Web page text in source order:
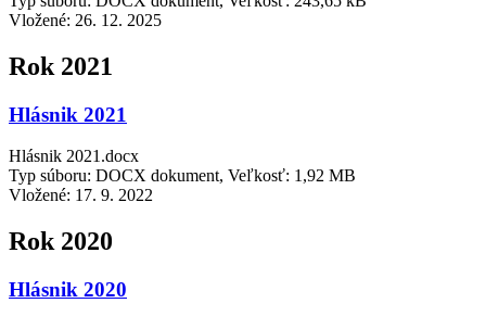
Vložené: 26. 12. 2025
Rok 2021
Hlásnik 2021
Hlásnik 2021.docx
Typ súboru: DOCX dokument, Veľkosť: 1,92 MB
Vložené: 17. 9. 2022
Rok 2020
Hlásnik 2020